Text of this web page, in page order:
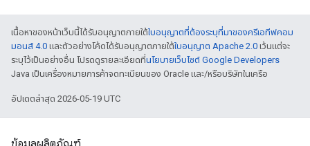
เนื้อหาของหน้าเว็บนี้ได้รับอนุญาตภายใต้ใบอนุญาตที่ต้องระบุที่มาของครีเอทีฟคอม
มอนส์ 4.0 และตัวอย่างโค้ดได้รับอนุญาตภายใต้ใบอนุญาต Apache 2.0 เว้นแต่จะ
ระบุไว้เป็นอย่างอื่น โปรดดูรายละเอียดที่นโยบายเว็บไซต์ Google Developers
Java เป็นเครื่องหมายการค้าจดทะเบียนของ Oracle และ/หรือบริษัทในเครือ
อัปเดตล่าสุด 2026-05-19 UTC